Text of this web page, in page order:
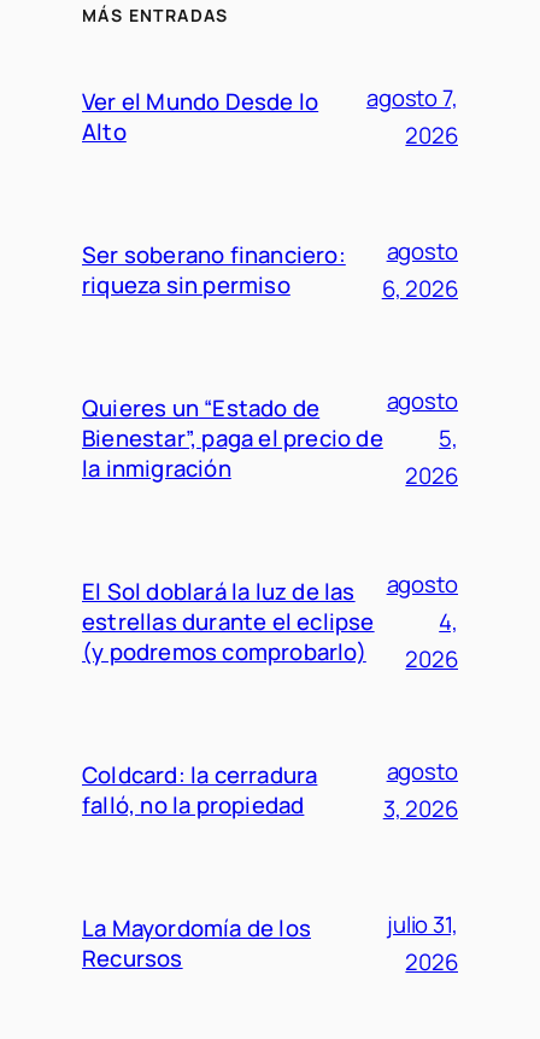
MÁS ENTRADAS
Ver el Mundo Desde lo
Alto
agosto 7,
2026
Ser soberano financiero:
riqueza sin permiso
agosto
6, 2026
Quieres un “Estado de
Bienestar”, paga el precio de
la inmigración
agosto
5,
2026
El Sol doblará la luz de las
estrellas durante el eclipse
(y podremos comprobarlo)
agosto
4,
2026
Coldcard: la cerradura
falló, no la propiedad
agosto
3, 2026
La Mayordomía de los
Recursos
julio 31,
2026